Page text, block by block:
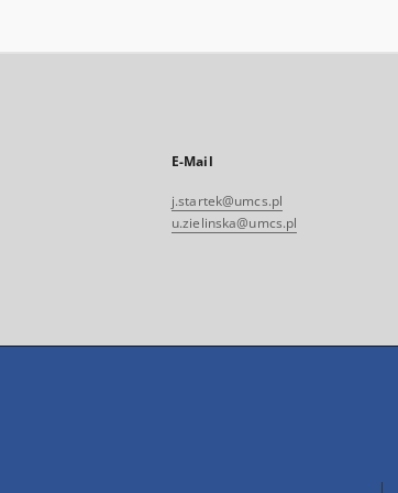
E-Mail
j.startek@umcs.pl
u.zielinska@umcs.pl